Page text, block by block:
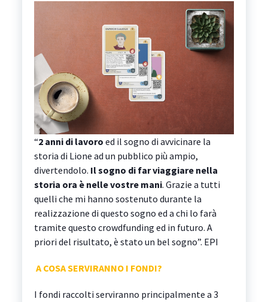
“2 anni di lavoro ed il sogno di avvicinare la
storia di Lione ad un pubblico più ampio,
divertendolo. Il sogno di far viaggiare nella
storia ora è nelle vostre mani. Grazie a tutti
quelli che mi hanno sostenuto durante la
realizzazione di questo sogno ed a chi lo farà
tramite questo crowdfunding ed in futuro. A
priori del risultato, è stato un bel sogno”. EPI
A COSA SERVIRANNO I FONDI?
I fondi raccolti serviranno principalmente a 3